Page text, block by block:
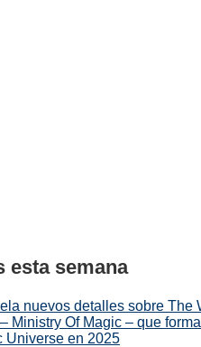
esta semana
nuevos detalles sobre The
Ministry Of Magic – que
Universe en 2025